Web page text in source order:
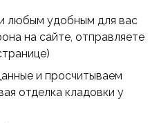
любым удобным для вас
на сайте, отправляете
и просчитываем
отделка кладовки у